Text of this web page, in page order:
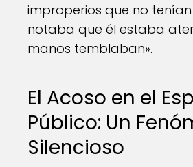
improperios que no tenían
notaba que él estaba
manos temblaban».
El Acoso en el
Público: Un
Silencioso